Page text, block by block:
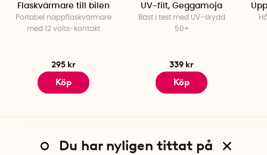
Flaskvärmare till bilen
Portabel nappflaskvärmare
med 12 volts-kontakt
295 kr
Köp
UV-filt, Geggamoja
Bäst i test med UV-skydd
50+
339 kr
Köp
Du har nyligen tittat på